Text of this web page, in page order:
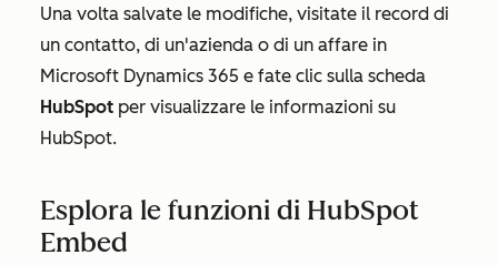
Una volta salvate le modifiche, visitate il record di
un contatto, di un'azienda o di un affare in
Microsoft Dynamics 365 e fate clic sulla scheda
HubSpot per visualizzare le informazioni su
HubSpot.
Esplora le funzioni di HubSpot
Embed